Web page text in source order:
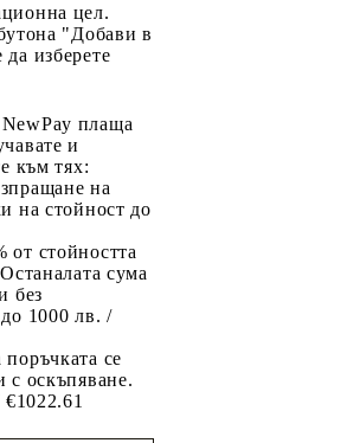
цел.
"Добави в
изберете
плаща
и
към тях:
на
на стойност до
стойността
сума
без
1000 лв. /
се
с оскъпяване.